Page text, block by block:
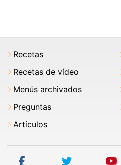
Recetas
Recetas de vídeo
Menús archivados
Preguntas
Artículos
facebook twitter